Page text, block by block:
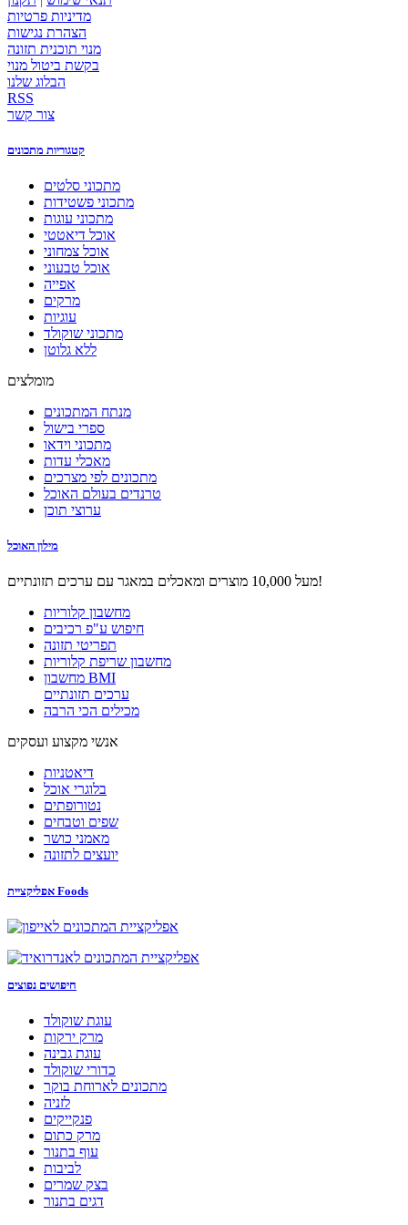
מדיניות פרטיות
הצהרת נגישות
מנוי תוכנית תזונה
בקשת ביטול מנוי
הבלוג שלנו
RSS
צור קשר
קטגוריות מתכונים
מתכוני סלטים
מתכוני פשטידות
מתכוני עוגות
אוכל דיאטטי
אוכל צמחוני
אוכל טבעוני
אפייה
מרקים
עוגיות
מתכוני שוקולד
ללא גלוטן
מומלצים
מנתח המתכונים
ספרי בישול
מתכוני וידאו
מאכלי עדות
מתכונים לפי מצרכים
טרנדים בעולם האוכל
ערוצי תוכן
מילון האוכל
מעל 10,000 מוצרים ומאכלים במאגר עם ערכים תזונתיים!
מחשבון קלוריות
חיפוש ע"פ רכיבים
תפריטי תזונה
מחשבון שריפת קלוריות
מחשבון BMI
ערכים תזונתיים
מכילים הכי הרבה
אנשי מקצוע ועסקים
דיאטניות
בלוגרי אוכל
נטורופתים
שפים וטבחים
מאמני כושר
יועצים לתזונה
אפליקציית Foods
חיפושים נפוצים
עוגת שוקולד
מרק ירקות
עוגת גבינה
כדורי שוקולד
מתכונים לארוחת בוקר
לזניה
פנקייקים
מרק כתום
עוף בתנור
לביבות
בצק שמרים
דגים בתנור